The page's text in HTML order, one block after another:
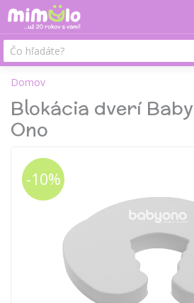
Domov
Blokácia dverí Baby
Ono
-10%